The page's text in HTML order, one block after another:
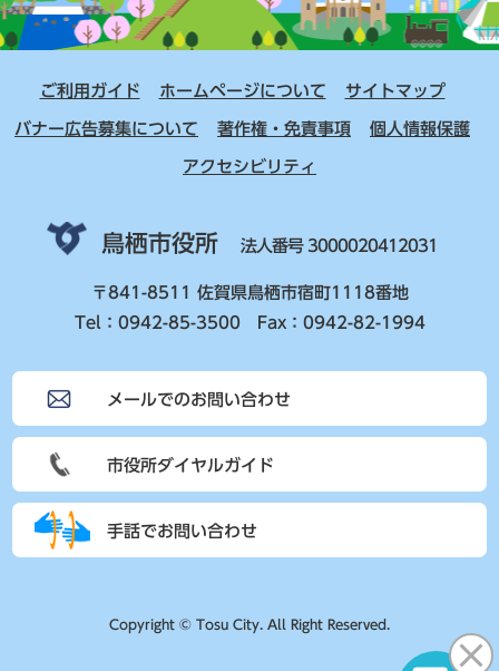
ご利用ガイド ホームページについて サイトマップ
バナー広告募集について 著作権・免責事項 個人情報保護
アクセシビリティ
鳥栖市役所 法人番号 3000020412031
〒841-8511 佐賀県鳥栖市宿町1118番地
Tel：0942-85-3500 Fax：0942-82-1994
メールでのお問い合わせ
市役所ダイヤルガイド
手話でお問い合わせ
Copyright © Tosu City. All Right Reserved.